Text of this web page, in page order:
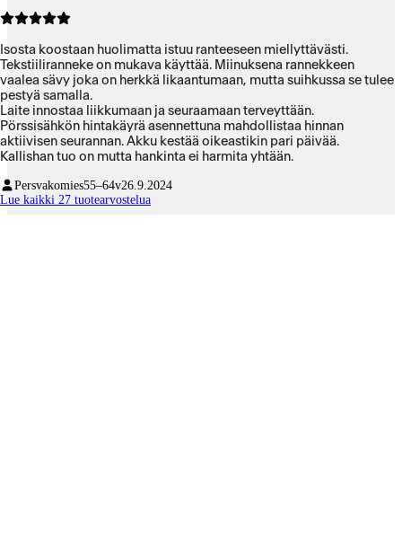
Isosta koostaan huolimatta istuu ranteeseen miellyttävästi.
Tekstiiliranneke on mukava käyttää. Miinuksena rannekkeen
vaalea sävy joka on herkkä likaantumaan, mutta suihkussa se tulee
pestyä samalla.
Laite innostaa liikkumaan ja seuraamaan terveyttään.
Pörssisähkön hintakäyrä asennettuna mahdollistaa hinnan
aktiivisen seurannan. Akku kestää oikeastikin pari päivää.
Kallishan tuo on mutta hankinta ei harmita yhtään.
Persvakomies55–64v26.9.2024
Lue kaikki 27 tuotearvostelua